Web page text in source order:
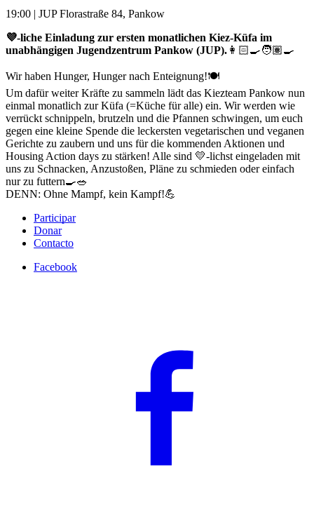
19:00 | JUP Florastraße 84, Pankow
💜-liche Einladung zur ersten monatlichen Kiez-Küfa im
unabhängigen Jugendzentrum Pankow (JUP). 👩🏻‍🍳🧑🏽‍🍳
Wir haben Hunger, Hunger nach Enteignung!🍽
Um dafür weiter Kräfte zu sammeln lädt das Kiezteam Pankow nun
einmal monatlich zur Küfa (=Küche für alle) ein. Wir werden wie
verrückt schnippeln, brutzeln und die Pfannen schwingen, um euch
gegen eine kleine Spende die leckersten vegetarischen und veganen
Gerichte zu zaubern und uns für die kommenden Aktionen und
Housing Action days zu stärken! Alle sind 💛-lichst eingeladen mit
uns zu Schnacken, Anzustoßen, Pläne zu schmieden oder einfach
nur zu futtern🍳🥗
DENN: Ohne Mampf, kein Kampf!💪
Participar
Donar
Contacto
Facebook